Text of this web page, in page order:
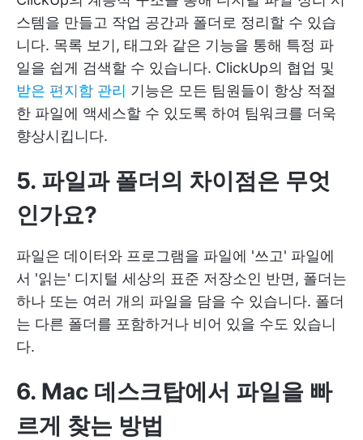
스템을 만들고 작업 공간과 폴더로 정리할 수 있습
니다. 목록 보기, 태그와 같은 기능을 통해 특정 파
일을 쉽게 검색할 수 있습니다. ClickUp의 협업 및
받은 편지함 관리 기능은 모든 팀원들이 항상 적절
한 파일에 액세스할 수 있도록 하여 팀워크를 더욱
향상시킵니다.
5. 파일과 폴더의 차이점은 무엇
인가요?
파일은 데이터와 프로그램을 파일에 '쓰고' 파일에
서 '읽는' 디지털 세상의 표준 저장소인 반면, 폴더는
하나 또는 여러 개의 파일을 담을 수 있습니다. 폴더
는 다른 폴더를 포함하거나 비어 있을 수도 있습니
다.
6. Mac 데스크탑에서 파일을 빠
르게 찾는 방법